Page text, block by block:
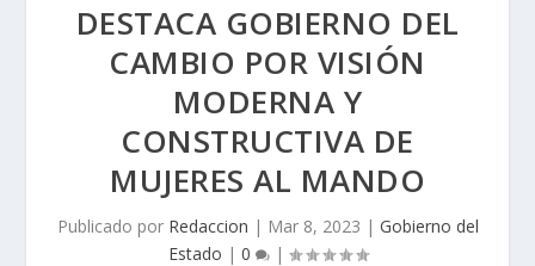
DESTACA GOBIERNO DEL
CAMBIO POR VISIÓN
MODERNA Y
CONSTRUCTIVA DE
MUJERES AL MANDO
Publicado por Redaccion | Mar 8, 2023 | Gobierno del
Estado | 0 |